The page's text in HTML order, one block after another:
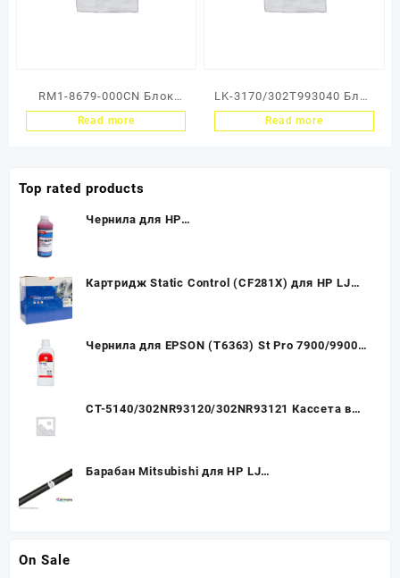
RM1-8679-000CN Блок
лазер HP LJ Enterprise
Read more
LK-3170/302T993040 Блок
лазера (тех. упаковка)
Read more
Top rated products
Чернила для HP
M204-D Gloria™ MyInk
Картридж Static Control (CF281X) для HP LJ
Чернила для EPSON (T6363) St Pro 7900/9900
CT-5140/302NR93120/302NR93121 Кассета в
Барабан Mitsubishi для HP LJ
On Sale